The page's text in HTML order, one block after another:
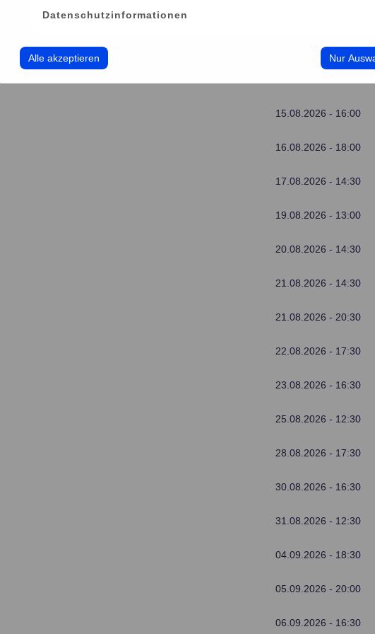
Datenschutzinformationen
Alle akzeptieren Nur
13.08.2026 - 13:00
15.08.2026 - 16:00
16.08.2026 - 18:00
17.08.2026 - 14:30
19.08.2026 - 13:00
20.08.2026 - 14:30
21.08.2026 - 14:30
21.08.2026 - 20:30
22.08.2026 - 17:30
23.08.2026 - 16:30
25.08.2026 - 12:30
28.08.2026 - 17:30
30.08.2026 - 16:30
31.08.2026 - 12:30
04.09.2026 - 18:30
05.09.2026 - 20:00
06.09.2026 - 16:30